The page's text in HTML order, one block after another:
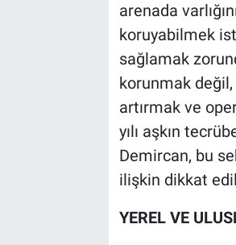
arenada
koruyabilmek
sağlamak
korunmak
artırmak ve
yılı aşkın
Demircan, bu
ilişkin dikkat
YEREL VE